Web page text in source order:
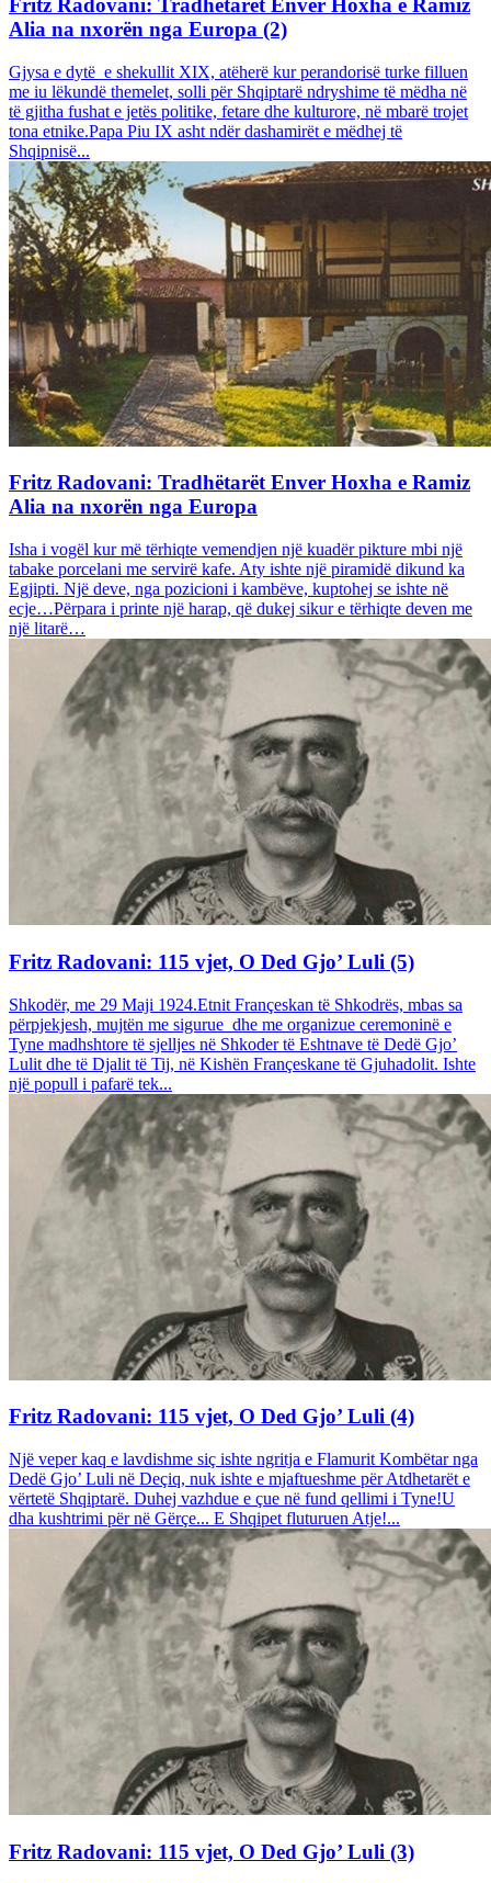
Fritz Radovani: Tradhëtarët Enver Hoxha e Ramiz
Alia na nxorën nga Europa (2)
Gjysa e dytë e shekullit XIX, atëherë kur perandorisë turke filluen
me iu lëkundë themelet, solli për Shqiptarë ndryshime të mëdha në
të gjitha fushat e jetës politike, fetare dhe kulturore, në mbarë trojet
tona etnike.Papa Piu IX asht ndër dashamirët e mëdhej të
Shqipnisë...
Fritz Radovani: Tradhëtarët Enver Hoxha e Ramiz
Alia na nxorën nga Europa
Isha i vogël kur më tërhiqte vemendjen një kuadër pikture mbi një
tabake porcelani me servirë kafe. Aty ishte një piramidë dikund ka
Egjipti. Një deve, nga pozicioni i kambëve, kuptohej se ishte në
ecje…Përpara i printe një harap, që dukej sikur e tërhiqte deven me
një litarë…
Fritz Radovani: 115 vjet, O Ded Gjo’ Luli (5)
Shkodër, me 29 Maji 1924.Etnit Françeskan të Shkodrës, mbas sa
përpjekjesh, mujtën me sigurue dhe me organizue ceremoninë e
Tyne madhshtore të sjelljes në Shkoder të Eshtnave të Dedë Gjo’
Lulit dhe të Djalit të Tij, në Kishën Françeskane të Gjuhadolit. Ishte
një popull i pafarë tek...
Fritz Radovani: 115 vjet, O Ded Gjo’ Luli (4)
Një veper kaq e lavdishme siç ishte ngritja e Flamurit Kombëtar nga
Dedë Gjo’ Luli në Deçiq, nuk ishte e mjaftueshme për Atdhetarët e
vërtetë Shqiptarë. Duhej vazhdue e çue në fund qellimi i Tyne!U
dha kushtrimi për në Gërçe... E Shqipet fluturuen Atje!...
Fritz Radovani: 115 vjet, O Ded Gjo’ Luli (3)